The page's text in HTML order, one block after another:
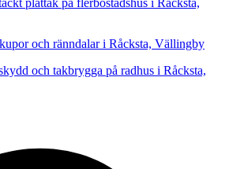
plåttak på flerbostadshus i Råcksta,
och ränndalar i Råcksta, Vällingby
och takbrygga på radhus i Råcksta,